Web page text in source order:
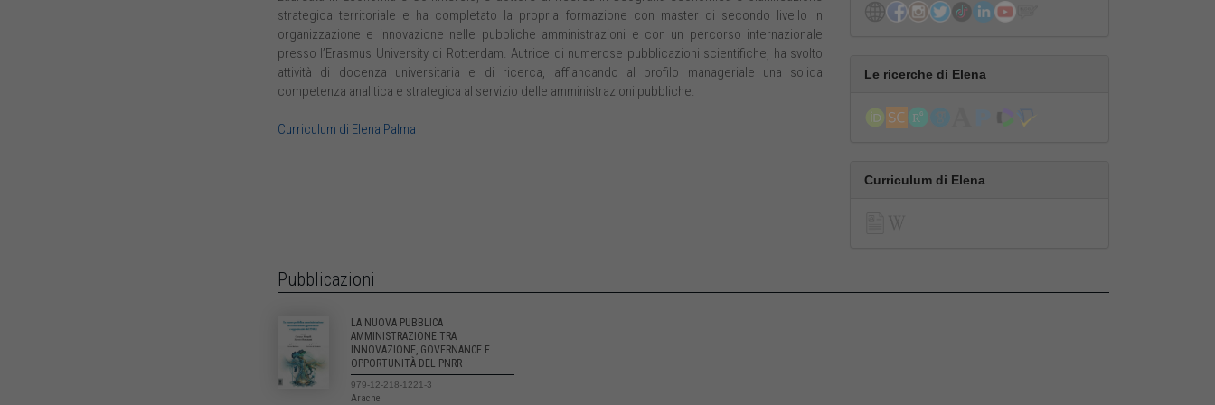
strategica territoriale e ha completato la propria formazione con master di secondo livello in
organizzazione e innovazione nelle pubbliche amministrazioni e con un percorso internazionale
presso l’Erasmus University di Rotterdam. Autrice di numerose pubblicazioni scientifiche, ha svolto
attività di docenza universitaria e di ricerca, affiancando al profilo manageriale una solida
competenza analitica e strategica al servizio delle amministrazioni pubbliche.
Curriculum di Elena Palma
Le ricerche di Elena
Curriculum di Elena
Pubblicazioni
LA NUOVA PUBBLICA
AMMINISTRAZIONE TRA
INNOVAZIONE, GOVERNANCE E
OPPORTUNITÀ DEL PNRR
979-12-218-1221-3
Aracne